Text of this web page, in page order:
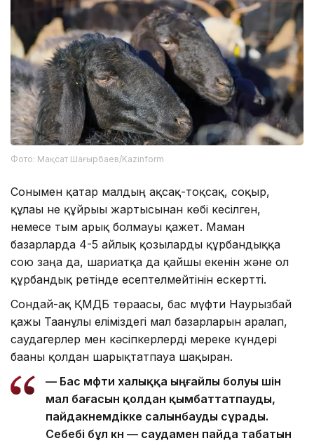
Фото: Мақсат Шағырбаев/Kazinform
Сонымен қатар малдың ақсақ-тоқсақ, соқыр,
құлағы не құйрығы жартысынан көбі кесілген,
немесе тым арық болмауы қажет. Маман
базарларда 4-5 айлық қозыларды құрбандыққа
сою заңға да, шариғатқа да қайшы екенін және ол
құрбандық ретінде есептелмейтінін ескертті.
Сондай-ақ ҚМДБ төрағасы, бас мүфти Наурызбай
қажы Тағанұлы еліміздегі мал базарларын аралап,
саудагерлер мен кәсіпкерлерді мереке күндері
бағаны қолдан шарықтатпауға шақырған.
— Бас мүфти халыққа ыңғайлы болуы үшін
мал бағасын қолдан қымбаттатпауды,
пайдакүнемдікке салынбауды сұрады.
Себебі бұл күн — саудамен пайда табатын